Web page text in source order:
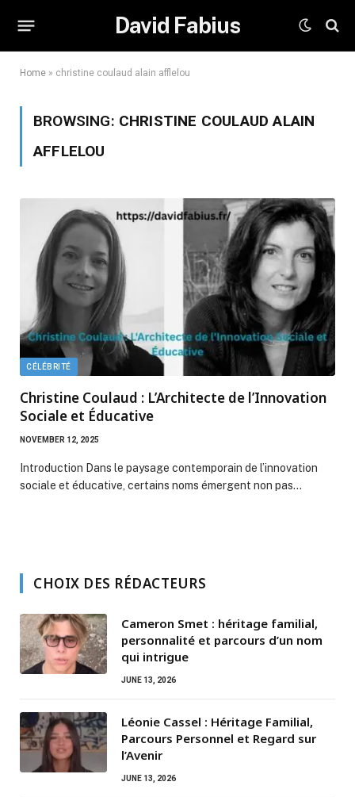
David Fabius
Home » christine coulaud alain afflelou
BROWSING: CHRISTINE COULAUD ALAIN
AFFLELOU
CÉLÉBRITÉ
Christine Coulaud : L’Architecte de l’Innovation
Sociale et Éducative
NOVEMBER 12, 2025
Introduction Dans le paysage contemporain de l’innovation
sociale et éducative, certains noms émergent non pas…
CHOIX DES RÉDACTEURS
Cameron Smet : héritage familial,
personnalité et parcours d’un nom
qui intrigue
JUNE 13, 2026
Léonie Cassel : Héritage Familial,
Parcours Personnel et Regard sur
l’Avenir
JUNE 13, 2026